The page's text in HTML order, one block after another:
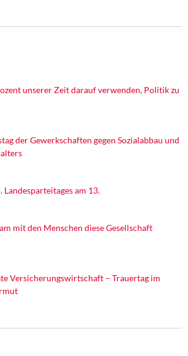
unserer Zeit darauf verwenden, Politik zu
der Gewerkschaften gegen Sozialabbau und
Landesparteitages am 13.
mit den Menschen diese Gesellschaft
Versicherungswirtschaft – Trauertag im